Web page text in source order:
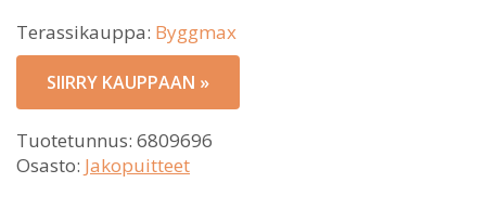
Terassikauppa: Byggmax
SIIRRY KAUPPAAN »
Tuotetunnus: 6809696
Osasto: Jakopuitteet